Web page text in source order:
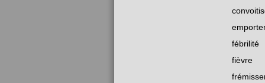
fébrilité
fièvre